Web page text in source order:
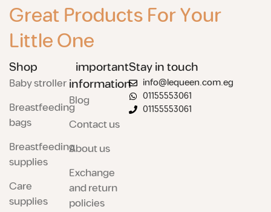
Great Products For Your
Little One
Shop
Baby stroller
Breastfeeding
bags
Breastfeeding
supplies
Care
supplies
important
information
Blog
Contact us
About us
Exchange
and return
policies
Stay in touch
info@lequeen.com.eg
01155553061
01155553061